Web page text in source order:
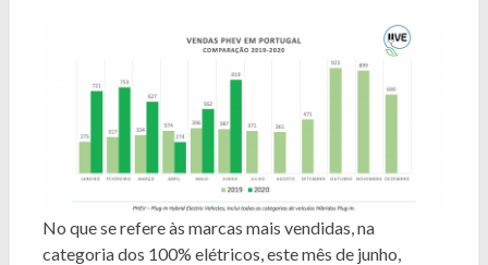
No que se refere às marcas mais vendidas, na
categoria dos 100% elétricos, este mês de junho,